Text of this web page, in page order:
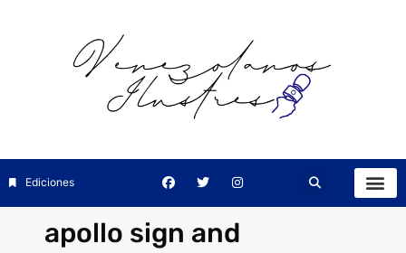
Ediciones
apollo sign and